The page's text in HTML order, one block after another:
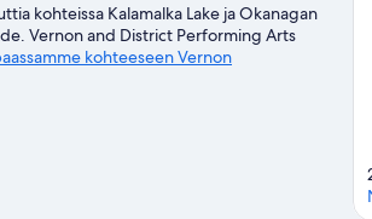
kohteissa Kalamalka Lake ja Okanagan
Vernon and District Performing Arts
kohteeseen Vernon